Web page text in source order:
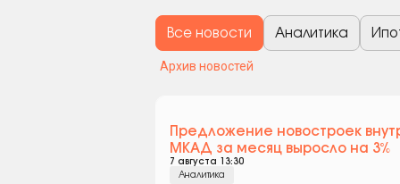
Все новости Аналитика
Архив новостей
Предложение новостроек
МКАД за месяц выросло на 3%
7 августа 13:30
Аналитика